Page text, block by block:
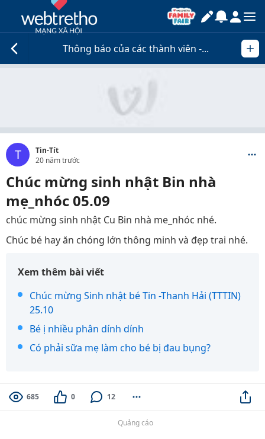
Thông báo của các thành viên -...
T
Tin-Tít
20 năm trước
Chúc mừng sinh nhật Bin nhà
mẹ_nhóc 05.09
chúc mừng sinh nhật Cu Bin nhà me_nhóc nhé.
Chúc bé hay ăn chóng lớn thông minh và đẹp trai nhé.
Xem thêm bài viết
Chúc mừng Sinh nhật bé Tin -Thanh Hải (TTTIN)
25.10
Bé ị nhiều phân dính dính
Có phải sữa mẹ làm cho bé bị đau bụng?
685 0 12
Quảng cáo